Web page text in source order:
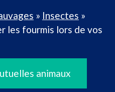
» Insectes »
les fourmis lors de vos
animaux